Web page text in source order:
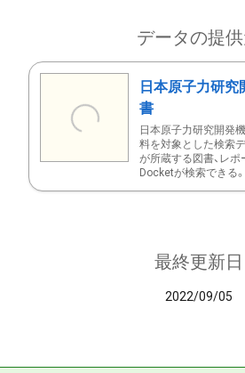
データの提
日本原子力研
書
日本原子力研究開発
料を対象とした検索
が所蔵する図書、レポ
Docketが検索できる。
最終更新日
2022/09/05